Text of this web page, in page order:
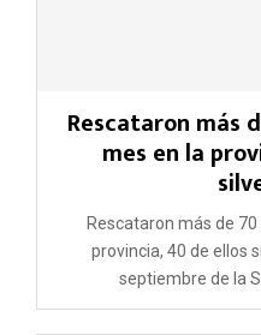
Rescataron más
mes en la
Rescataron más de
provincia, 40 de ellos
septiembre de la